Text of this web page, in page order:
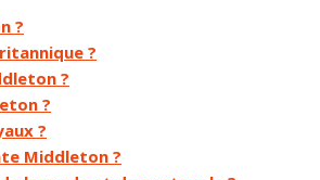
?
?
?
?
?
Middleton ?